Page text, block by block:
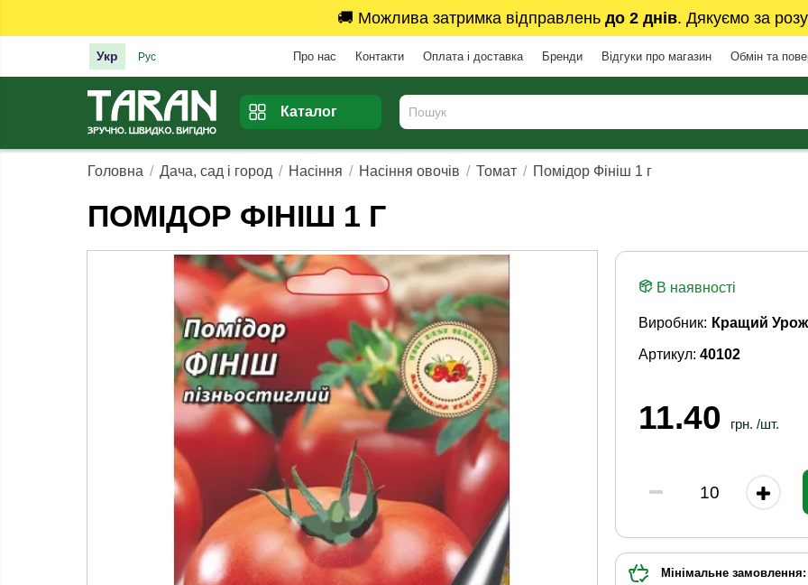
🚚 Можлива затримка відправлень до 2 днів. Дякуємо за
Укр Рус Про нас Контакти Оплата і доставка Бренди Відгуки про магазин Обмін та
Каталог
Головна Дача, сад і город Насіння Насіння овочів Томат Помідор Фініш 1 г
ПОМІДОР ФІНІШ 1 Г
В наявності
Артикул: 40102
Виробник: Кращий
11.40 грн. /шт.
Мінімальне замовлення: